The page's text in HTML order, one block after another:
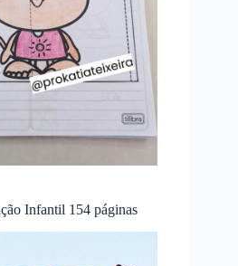
Infantil 154 páginas